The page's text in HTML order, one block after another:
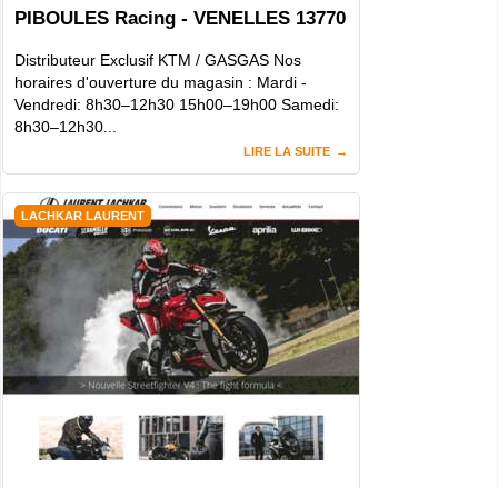
PIBOULES Racing - VENELLES 13770
Distributeur Exclusif KTM / GASGAS Nos
horaires d'ouverture du magasin : Mardi -
Vendredi: 8h30–12h30 15h00–19h00 Samedi:
8h30–12h30...
LIRE LA SUITE
LACHKAR LAURENT